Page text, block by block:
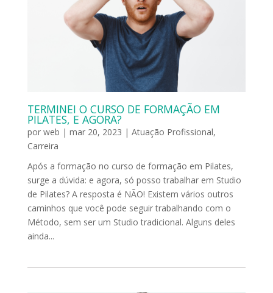
TERMINEI O CURSO DE FORMAÇÃO EM
PILATES, E AGORA?
por web | mar 20, 2023 | Atuação Profissional,
Carreira
Após a formação no curso de formação em Pilates,
surge a dúvida: e agora, só posso trabalhar em Studio
de Pilates? A resposta é NÃO! Existem vários outros
caminhos que você pode seguir trabalhando com o
Método, sem ser um Studio tradicional. Alguns deles
ainda...